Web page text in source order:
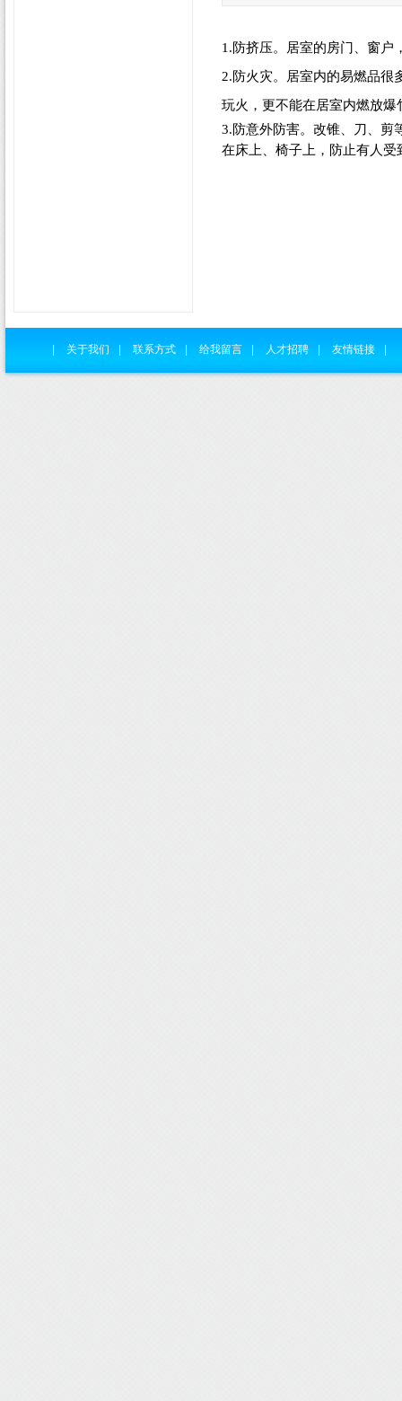
1.防挤压。居室的房门、窗户
2.防火灾。居室内的易燃品很
玩火，更不能在居室内燃放爆
3.防意外防害。改锥、刀、剪
在床上、椅子上，防止有人受
关于我们 联系方式 给我留言 人才招聘 友情链接